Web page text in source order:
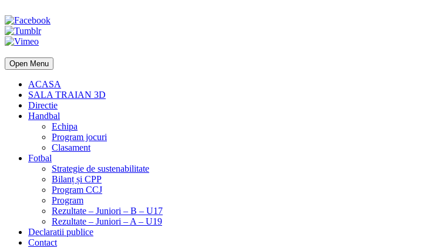
Open Menu
ACASA
SALA TRAIAN 3D
Directie
Handbal
Echipa
Program jocuri
Clasament
Fotbal
Strategie de sustenabilitate
Bilanț și CPP
Program CCJ
Program
Rezultate – Juniori – B – U17
Rezultate – Juniori – A – U19
Declaratii publice
Contact